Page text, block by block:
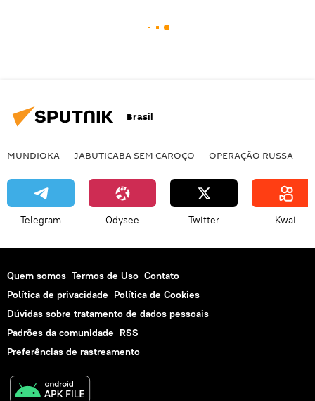
Brasil
MUNDIOKA JABUTICABA SEM CAROÇO OPERAÇÃO RUSSA
Telegram Odysee Twitter Kwai
Quem somos Termos de Uso Contato
Política de privacidade Política de Cookies
Dúvidas sobre tratamento de dados pessoais
Padrões da comunidade RSS
Preferências de rastreamento